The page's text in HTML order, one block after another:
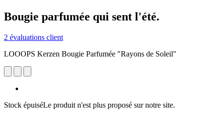
Bougie parfumée qui sent l'été.
2 évaluations client
LOOOPS Kerzen Bougie Parfumée "Rayons de Soleil"
Stock épuiséLe produit n'est plus proposé sur notre site.